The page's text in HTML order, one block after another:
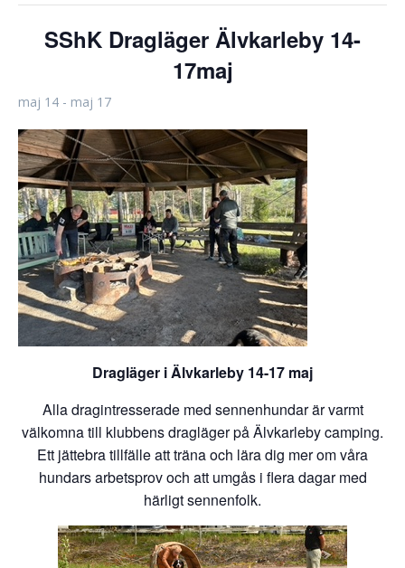
SShK Dragläger Älvkarleby 14-
17maj
maj 14 - maj 17
Dragläger i Älvkarleby 14-17 maj
Alla dragintresserade med sennenhundar är varmt
välkomna till klubbens dragläger på Älvkarleby camping.
Ett jättebra tillfälle att träna och lära dig mer om våra
hundars arbetsprov och att umgås i flera dagar med
härligt sennenfolk.